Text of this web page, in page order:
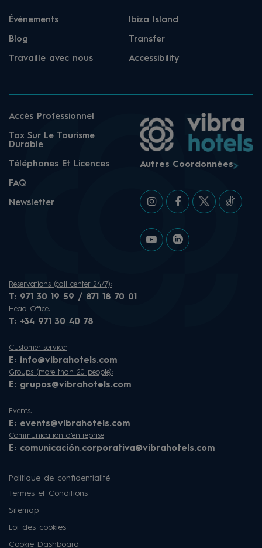
Événements Ibiza Island
Blog Transfer
Travaille avec nous Accessibility
Accès Professionnel
Tax Sur Le Tourisme
Durable
Téléphones Et Licences
FAQ
Newsletter
Autres Coordonnées
Reservations (call center 24/7):
T: 971 30 19 59 / 871 18 70 01
Head Office:
T: +34 971 30 40 78
Customer service:
E: info@vibrahotels.com
Groups (more than 20 people):
E: grupos@vibrahotels.com
Events:
E: events@vibrahotels.com
Communication d'entreprise
E: comunicación.corporativa@vibrahotels.com
Politique de confidentialité
Termes et Conditions
Sitemap
Loi des cookies
Cookie Dashboard